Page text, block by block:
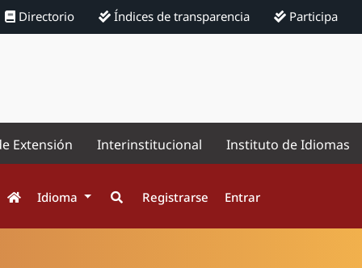
Directorio Índices de transparencia Participa
Extensión Interinstitucional Instituto de Idiomas
Idioma Registrarse Entrar